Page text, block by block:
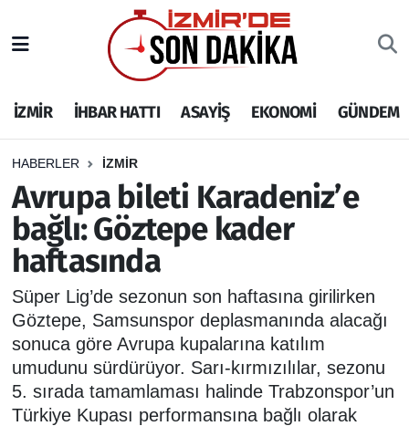
İZMİR İHBAR HATTI ASAYİŞ EKONOMİ GÜNDEM
HABERLER İZMİR
Avrupa bileti Karadeniz’e
bağlı: Göztepe kader
haftasında
Süper Lig’de sezonun son haftasına girilirken
Göztepe, Samsunspor deplasmanında alacağı
sonuca göre Avrupa kupalarına katılım
umudunu sürdürüyor. Sarı-kırmızılılar, sezonu
5. sırada tamamlaması halinde Trabzonspor’un
Türkiye Kupası performansına bağlı olarak
İHBAR HATTI
DEPREM
GENEL
EKONOMİ
SİYASET
SPOR
ASAYİŞ
İzmir Nöbetçi Eczaneler
İzmir Hava Durumu
İzmir Namaz Vakitleri
İzmir Trafik Yoğunluk Haritası
Puan Durumu ve Fikstür
Tüm Manşetler
Son Dakika Haberleri
Haber Arşivi